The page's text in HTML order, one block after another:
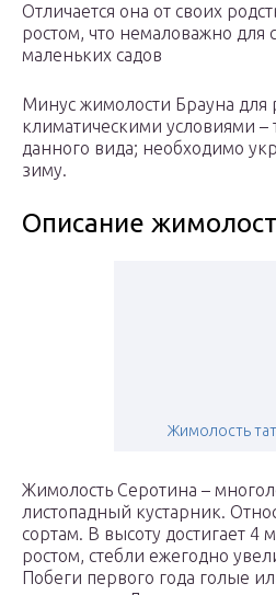
Отличается она от своих
ростом, что немаловажно для
маленьких садов
Минус жимолости Брауна для
климатическими условиями –
данного вида; необходимо
зиму.
Описание
Жимолость
Жимолость Серотина –
листопадный кустарник.
сортам. В высоту достигает 4
ростом, стебли ежегодно
Побеги первого года голые